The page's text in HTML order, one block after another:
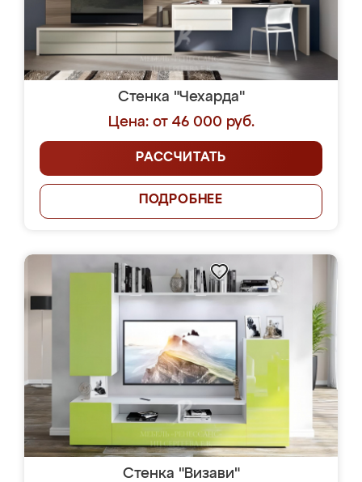
Стенка "Чехарда"
Цена: от 46 000 руб.
РАССЧИТАТЬ
ПОДРОБНЕЕ
Стенка "Визави"